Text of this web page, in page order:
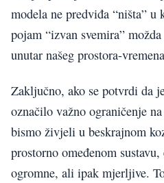
modela ne predviđa “ništa”
pojam “izvan svemira”
unutar našeg prostora-
Zaključno, ako se potvrdi da
označilo važno ograničenje
bismo živjeli u beskrajnom
prostorno omeđenom
ogromne, ali ipak mjerljive.